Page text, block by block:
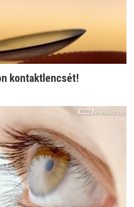
kontaktlencsét!